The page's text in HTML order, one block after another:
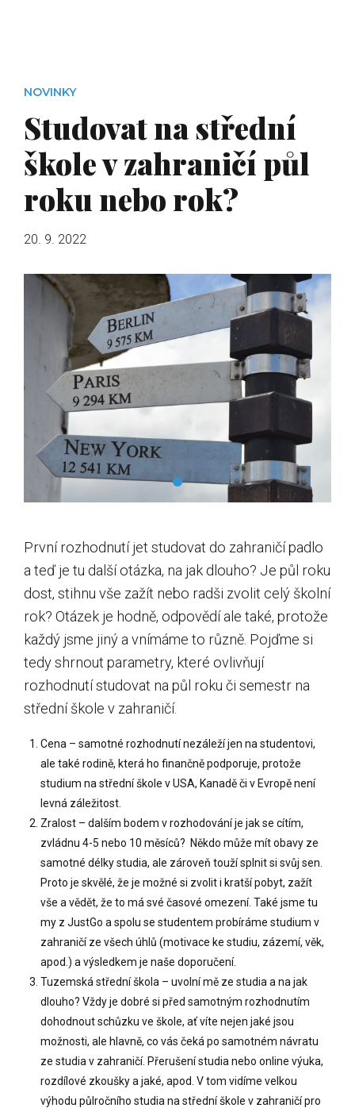
NOVINKY
Studovat na střední
škole v zahraničí půl
roku nebo rok?
20. 9. 2022
První rozhodnutí jet studovat do zahraničí padlo
a teď je tu další otázka, na jak dlouho? Je půl roku
dost, stihnu vše zažít nebo radši zvolit celý školní
rok? Otázek je hodně, odpovědí ale také, protože
každý jsme jiný a vnímáme to různě. Pojďme si
tedy shrnout parametry, které ovlivňují
rozhodnutí studovat na půl roku či semestr na
střední škole v zahraničí.
Cena – samotné rozhodnutí nezáleží jen na studentovi,
ale také rodině, která ho finančně podporuje, protože
studium na střední škole v USA, Kanadě či v Evropě není
levná záležitost.
Zralost – dalším bodem v rozhodování je jak se cítím,
zvládnu 4-5 nebo 10 měsíců? Někdo může mít obavy ze
samotné délky studia, ale zároveň touží splnit si svůj sen.
Proto je skvělé, že je možné si zvolit i kratší pobyt, zažít
vše a vědět, že to má své časové omezení. Také jsme tu
my z JustGo a spolu se studentem probíráme studium v
zahraničí ze všech úhlů (motivace ke studiu, zázemí, věk,
apod.) a výsledkem je naše doporučení.
Tuzemská střední škola – uvolní mě ze studia a na jak
dlouho? Vždy je dobré si před samotným rozhodnutím
dohodnout schůzku ve škole, ať víte nejen jaké jsou
možnosti, ale hlavně, co vás čeká po samotném návratu
ze studia v zahraničí. Přerušení studia nebo online výuka,
rozdílové zkoušky a jaké, apod. V tom vidíme velkou
výhodu půlročního studia na střední škole v zahraničí pro